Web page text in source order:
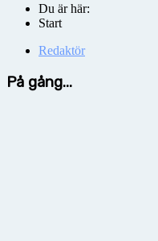
Du är här:
Start
Redaktör
På gång...